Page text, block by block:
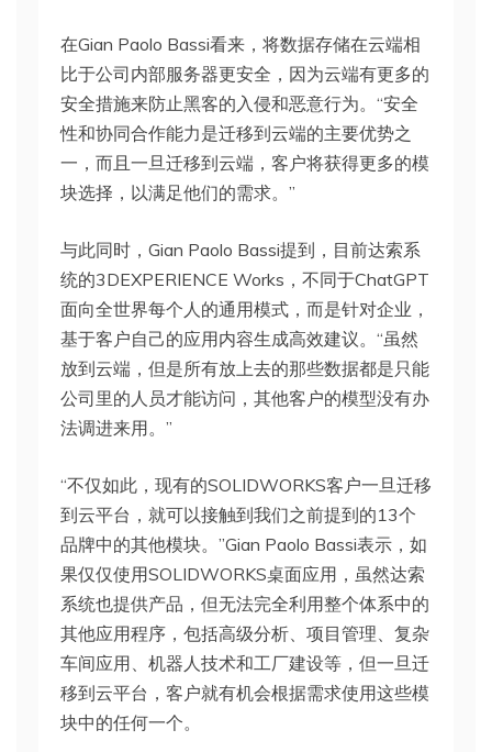
在Gian Paolo Bassi看来，将数据存储在云端相
比于公司内部服务器更安全，因为云端有更多的
安全措施来防止黑客的入侵和恶意行为。“安全
性和协同合作能力是迁移到云端的主要优势之
一，而且一旦迁移到云端，客户将获得更多的模
块选择，以满足他们的需求。”
与此同时，Gian Paolo Bassi提到，目前达索系
统的3DEXPERIENCE Works，不同于ChatGPT
面向全世界每个人的通用模式，而是针对企业，
基于客户自己的应用内容生成高效建议。“虽然
放到云端，但是所有放上去的那些数据都是只能
公司里的人员才能访问，其他客户的模型没有办
法调进来用。”
“不仅如此，现有的SOLIDWORKS客户一旦迁移
到云平台，就可以接触到我们之前提到的13个
品牌中的其他模块。”Gian Paolo Bassi表示，如
果仅仅使用SOLIDWORKS桌面应用，虽然达索
系统也提供产品，但无法完全利用整个体系中的
其他应用程序，包括高级分析、项目管理、复杂
车间应用、机器人技术和工厂建设等，但一旦迁
移到云平台，客户就有机会根据需求使用这些模
块中的任何一个。